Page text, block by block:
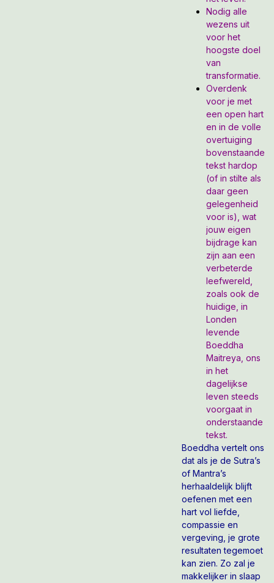
Nodig alle
wezens uit
voor het
hoogste doel
van
transformatie.
Overdenk
voor je met
een open hart
en in de volle
overtuiging
bovenstaande
tekst hardop
(of in stilte als
daar geen
gelegenheid
voor is), wat
jouw eigen
bijdrage kan
zijn aan een
verbeterde
leefwereld,
zoals ook de
huidige, in
Londen
levende
Boeddha
Maitreya, ons
in het
dagelijkse
leven steeds
voorgaat in
onderstaande
tekst.
Boeddha vertelt ons
dat als je de Sutra’s
of Mantra’s
herhaaldelijk blijft
oefenen met een
hart vol liefde,
compassie en
vergeving, je grote
resultaten tegemoet
kan zien. Zo zal je
makkelijker in slaap